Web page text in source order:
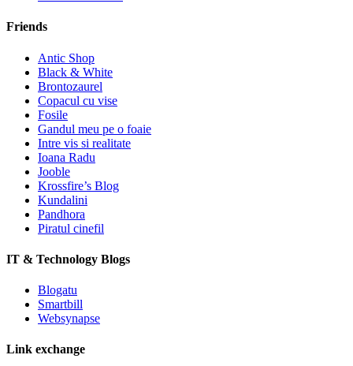
Friends
Antic Shop
Black & White
Brontozaurel
Copacul cu vise
Fosile
Gandul meu pe o foaie
Intre vis si realitate
Ioana Radu
Jooble
Krossfire’s Blog
Kundalini
Pandhora
Piratul cinefil
IT & Technology Blogs
Blogatu
Smartbill
Websynapse
Link exchange